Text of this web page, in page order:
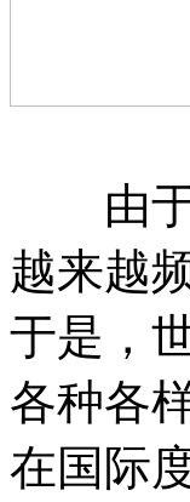
由于
越来越
于是，
各种各
在国际